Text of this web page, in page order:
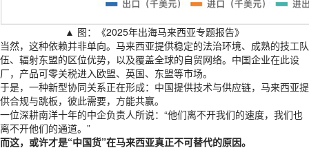
▲ 图：《2025年出海马来西亚专题报告》
当然，这种依赖并非单向。马来西亚提供稳定的法治环境、成熟的技工队
伍、辐射东盟的区位优势，以及覆盖全球的自贸网络。中国企业在此设
厂，产品可零关税进入欧盟、英国、东盟等市场。
于是，一种新型协同关系正在形成：中国提供技术与供应链，马来西亚提
供合规与跳板，彼此需要，方能共赢。
一位深耕南洋十年的中企负责人所说：“他们离不开我们的速度，我们也
离不开他们的通道。”
而这，或许才是“中国货”在马来西亚真正不可替代的原因。